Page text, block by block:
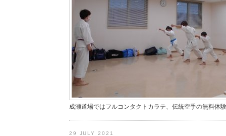
成瀬道場ではフルコンタクトカラテ、伝統空手の無料体
29 JULY 2021